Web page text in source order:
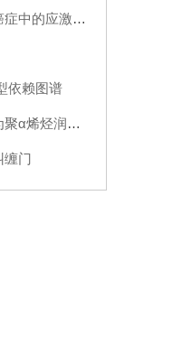
激适应性可塑性
依赖图谱
烯烃润滑剂
缠门